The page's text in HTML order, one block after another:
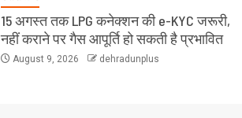
15 अगस्त तक LPG कनेक्शन की e-KYC जरूरी,
नहीं कराने पर गैस आपूर्ति हो सकती है प्रभावित
August 9, 2026 dehradunplus